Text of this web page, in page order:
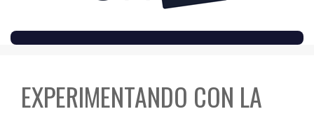
CONTENT
EXPERIMENTANDO CON LA